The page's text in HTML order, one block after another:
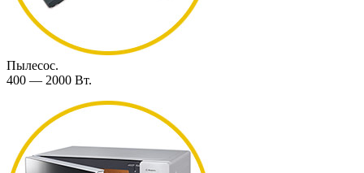
Пылесос.
400 — 2000 Вт.